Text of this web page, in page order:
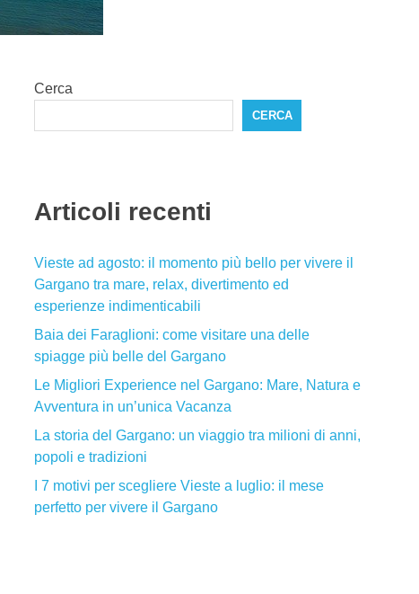
Cerca
CERCA
Articoli recenti
Vieste ad agosto: il momento più bello per vivere il
Gargano tra mare, relax, divertimento ed
esperienze indimenticabili
Baia dei Faraglioni: come visitare una delle
spiagge più belle del Gargano
Le Migliori Experience nel Gargano: Mare, Natura e
Avventura in un’unica Vacanza
La storia del Gargano: un viaggio tra milioni di anni,
popoli e tradizioni
I 7 motivi per scegliere Vieste a luglio: il mese
perfetto per vivere il Gargano